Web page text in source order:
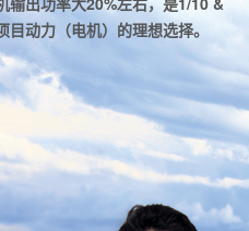
动力（电机）的理想选择。